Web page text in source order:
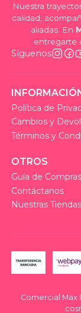
Nuestra
calidad,
aliadas. En
entregarte
Síguenos
Política de
Cambios y
Términos y
OTROS
Guía de
Contáctanos
Nuestras Tiendas
Comercial Max